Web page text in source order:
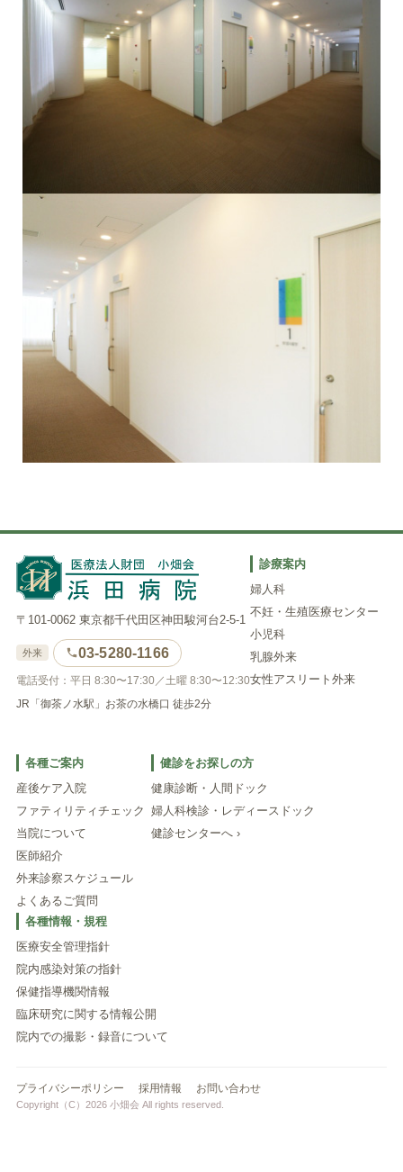
〒101-0062 東京都千代田区神田駿河台2-5-1
外来 03-5280-1166
電話受付：平日 8:30〜17:30／土曜 8:30〜12:30
JR「御茶ノ水駅」お茶の水橋口 徒歩2分
診療案内
婦人科
不妊・生殖医療センター
小児科
乳腺外来
女性アスリート外来
各種ご案内
産後ケア入院
ファティリティチェック
当院について
医師紹介
外来診察スケジュール
よくあるご質問
健診をお探しの方
健康診断・人間ドック
婦人科検診・レディースドック
健診センターへ ›
各種情報・規程
医療安全管理指針
院内感染対策の指針
保健指導機関情報
臨床研究に関する情報公開
院内での撮影・録音について
プライバシーポリシー 採用情報 お問い合わせ
Copyright（C）2026 小畑会 All rights reserved.